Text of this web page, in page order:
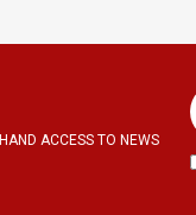
ACCESS TO NEWS